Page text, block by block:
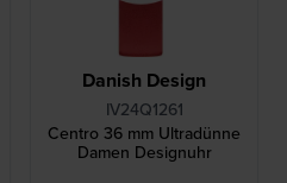
Danish Design
IV24Q1261
Centro 36 mm Ultradünne
Damen Designuhr